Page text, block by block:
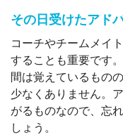
その日受けたアド
コーチやチームメイ
することも重要です
間は覚えているもの
少なくありません。
がるものなので、忘
しょう。